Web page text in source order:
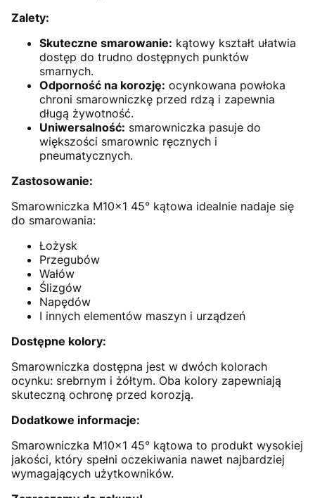
Zalety:
Skuteczne smarowanie: kątowy kształt ułatwia
dostęp do trudno dostępnych punktów
smarnych.
Odporność na korozję: ocynkowana powłoka
chroni smarowniczkę przed rdzą i zapewnia
długą żywotność.
Uniwersalność: smarowniczka pasuje do
większości smarownic ręcznych i
pneumatycznych.
Zastosowanie:
Smarowniczka M10x1 45° kątowa idealnie nadaje się
do smarowania:
Łożysk
Przegubów
Wałów
Ślizgów
Napędów
I innych elementów maszyn i urządzeń
Dostępne kolory:
Smarowniczka dostępna jest w dwóch kolorach
ocynku: srebrnym i żółtym. Oba kolory zapewniają
skuteczną ochronę przed korozją.
Dodatkowe informacje:
Smarowniczka M10x1 45° kątowa to produkt wysokiej
jakości, który spełni oczekiwania nawet najbardziej
wymagających użytkowników.